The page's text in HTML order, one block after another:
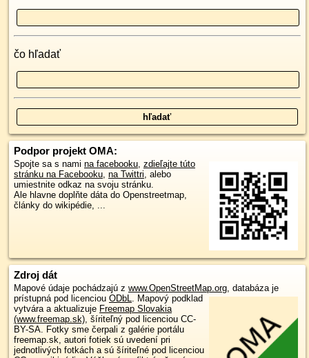
čo hľadať
Podpor projekt OMA:
Spojte sa s nami na facebooku, zdieľajte túto
stránku na Facebooku, na Twittri, alebo
umiestnite odkaz na svoju stránku.
Ale hlavne doplňte dáta do Openstreetmap,
články do wikipédie, ...
Zdroj dát
Mapové údaje pochádzajú z www.OpenStreetMap.org, databáza je
prístupná pod licenciou ODbL. Mapový podklad
vytvára a aktualizuje Freemap Slovakia
(www.freemap.sk), šíriteľný pod licenciou CC-
BY-SA. Fotky sme čerpali z galérie portálu
freemap.sk, autori fotiek sú uvedení pri
jednotlivých fotkách a sú šíriteľné pod licenciou